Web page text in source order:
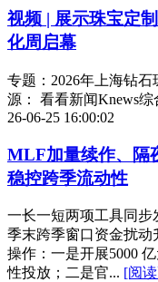
视频 | 展示珠宝定
化周启幕
专题：2026年上海钻
源： 看看新闻Knews综
26-06-25 16:00:02
MLF加量续作、隔
稳控跨季流动性
一长一短两项工具同步
季末跨季窗口资金扰动
操作：一是开展5000
性投放；二是官... [阅